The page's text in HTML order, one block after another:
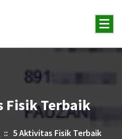
Fisik Terbaik
:: 5 Aktivitas Fisik Terbaik